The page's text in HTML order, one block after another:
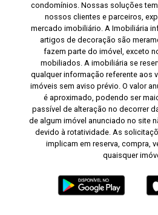
condomínios. Nossas soluções
nossos clientes e parceiros,
mercado imobiliário. A Imobiliária
artigos de decoração são
fazem parte do imóvel, exceto
mobiliados. A imobiliária se
qualquer informação referente aos
imóveis sem aviso prévio. O valor
é aproximado, podendo ser
passível de alteração no decorrer
de algum imóvel anunciado no site
devido à rotatividade. As
implicam em reserva, compra,
quaisquer